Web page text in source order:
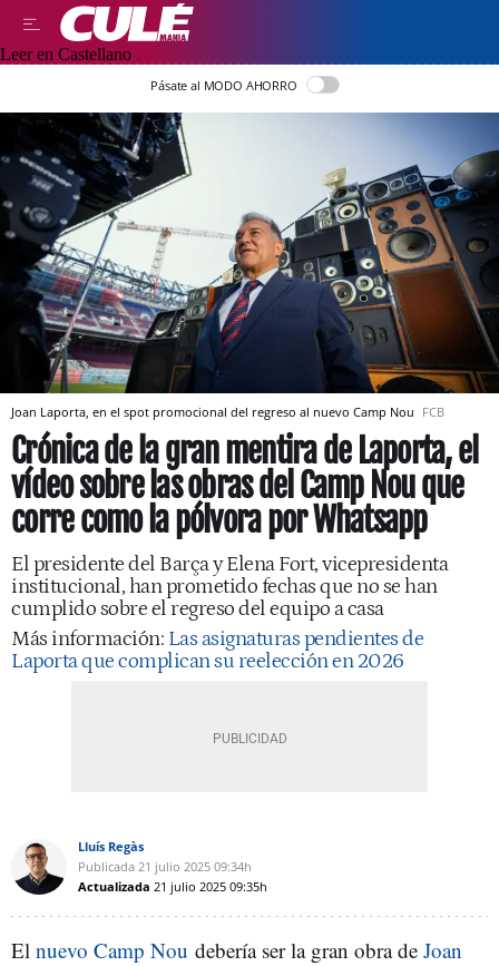
Leer en Castellano
Pásate al MODO AHORRO
Joan Laporta, en el spot promocional del regreso al nuevo Camp Nou FCB
Crónica de la gran mentira de Laporta, el
vídeo sobre las obras del Camp Nou que
corre como la pólvora por Whatsapp
El presidente del Barça y Elena Fort, vicepresidenta
institucional, han prometido fechas que no se han
cumplido sobre el regreso del equipo a casa
Más información: Las asignaturas pendientes de
Laporta que complican su reelección en 2026
Lluís Regàs
Publicada 21 julio 2025 09:34h
Actualizada 21 julio 2025 09:35h
El nuevo Camp Nou debería ser la gran obra de Joan